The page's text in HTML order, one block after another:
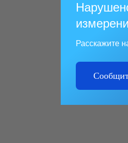
Расскажите